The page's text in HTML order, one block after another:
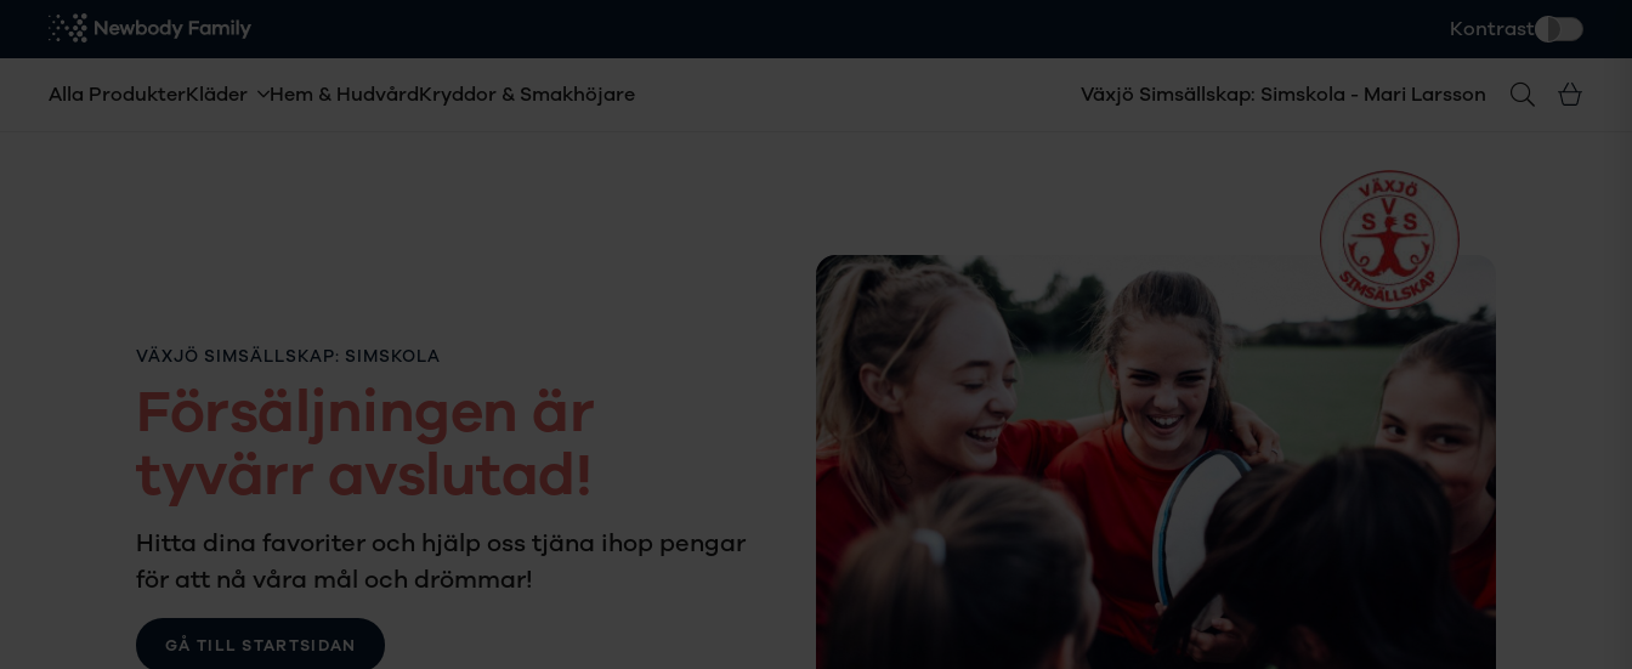
Kontrast
Alla ProdukterKläder Hem & HudvårdKryddor & Smakhöjare Växjö Simsällskap: Simskola - Mari Larsson
VÄXJÖ SIMSÄLLSKAP: SIMSKOLA
Försäljningen är
tyvärr avslutad!
Hitta dina favoriter och hjälp oss tjäna ihop pengar
för att nå våra mål och drömmar!
GÅ TILL STARTSIDAN